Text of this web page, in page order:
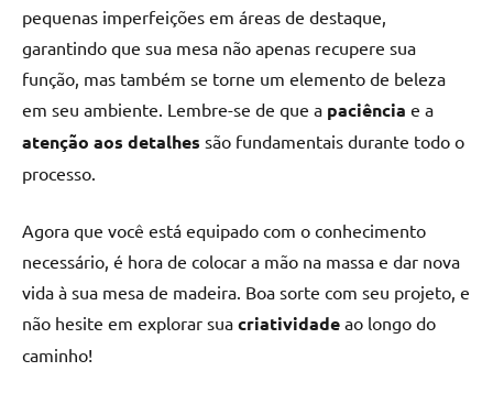
pequenas imperfeições em áreas de destaque,
garantindo que sua mesa não apenas recupere sua
função, mas também se torne um elemento de beleza
em seu ambiente. Lembre-se de que a paciência e a
atenção aos detalhes são fundamentais durante todo o
processo.
Agora que você está equipado com o conhecimento
necessário, é hora de colocar a mão na massa e dar nova
vida à sua mesa de madeira. Boa sorte com seu projeto, e
não hesite em explorar sua criatividade ao longo do
caminho!